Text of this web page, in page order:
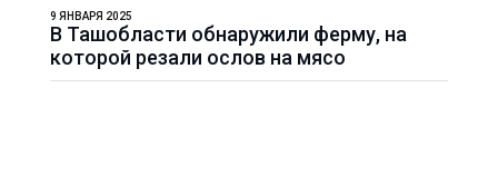
В Ташобласти обнаружили ферму, на
которой резали ослов на мясо
9 ЯНВАРЯ 2025